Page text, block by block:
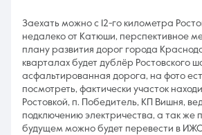
Заехать можно с 12-го километра
недалеко от Катюши, перспективное
плану развития дорог города
кварталах будет дублёр Ростовского
асфальтированная дорога, на фото
посмотреть, фактически участок
Ростовкой, п. Победитель, КП Вишня,
подключению электричества, а так же
будущем можно будет перевести в